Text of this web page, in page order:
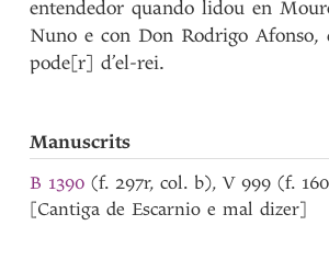
entendedor quando lidou en
Nuno e con Don Rodrigo Afonso,
pode[r] d’el-rei.
Manuscrits
B 1390 (f. 297r, col. b), V 999 (f.
[Cantiga de Escarnio e mal dizer]